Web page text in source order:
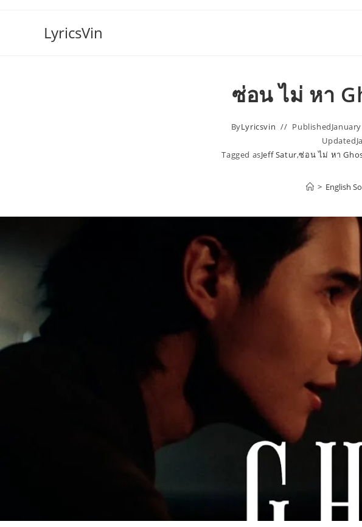
LyricsVin
ซ่อน ไม่ หา
ByLyricsvin Published
Updated
Tagged asJeff Satur,ซ่อน ไม่ หา
> English